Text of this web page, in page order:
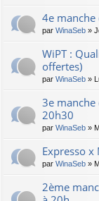
4e manche
par WinaSeb »
WiPT :
offertes)
par WinaSeb »
3e manche
20h30
par WinaSeb »
Expresso
par WinaSeb »
2ème